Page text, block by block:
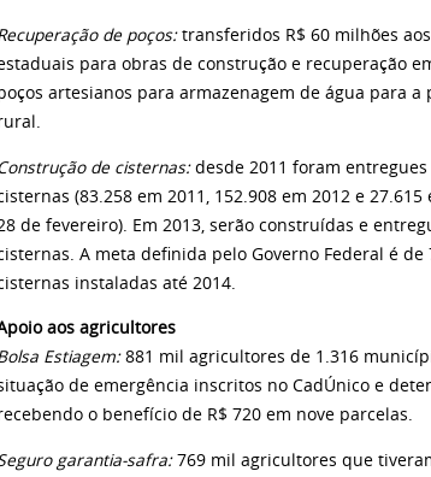
de poços:transferidos R$ 60 milhões
para obras de construção e recuperação
artesianos para armazenagem de água para a
de cisternas:desde 2011 foram entregues
(83.258 em 2011, 152.908 em 2012 e 27.615
de fevereiro). Em 2013, serão construídas e
A meta definida pelo Governo Federal é de
instaladas até 2014.
aos agricultores
Estiagem:881 mil agricultores de 1.316
de emergência inscritos no CadÚnico e
o benefício de R$ 720 em nove parcelas.
garantia-safra:769 mil agricultores que